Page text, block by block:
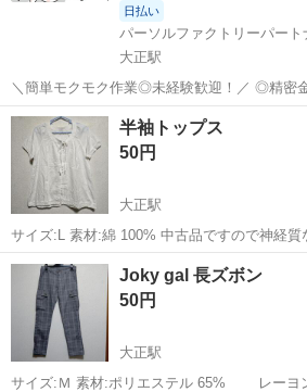
日払い
パーソルファクトリーパート
大正駅
＼簡単モクモク作業◎未経験歓迎！／ ◎精密
します。工作機械を使い、精密機械部品を加
心で無理のない環境です。重量物はほぼなく
先輩スタッフの丁寧な指導で、未経...
大阪 大阪市 大正駅
半袖トップス
50円
大正駅
サイズ:L 素材:綿 100% 中古品ですので神経質な方はご遠慮くださいま
せ大阪 大阪市 ワンピース
Joky gal 長ズボン
50円
大正駅
サイズ:Ｍ 素材:ポリエステル 65% レーヨン 35% もも周りがサイ